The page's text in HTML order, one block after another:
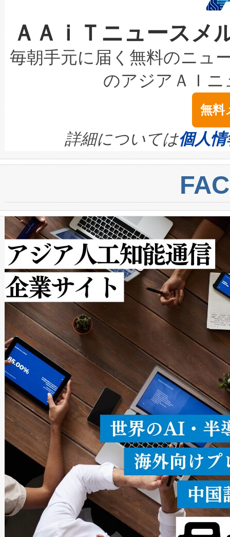
取得できる可能性もあります
設には、3億～4億ドルかか
最高経営責任者（CEO）であ
す。「当社のfully-connected
ームを利用すれば、6,000万
きます。この効率性は、フェ
限を超えて利用可能な電力容
持できるよう貢献します。こ
ービスレベル契約（SLA）違
テリー性能の劣化によるダウ
念は、現在データセンターが
ます。 Voltaiq provides a
quality and reliability for AI
BESS stack to ensure battery
centers. Voltaiqは、ai&のAI
からシステム統合、試運転、
クルの各段階のデータを監視
[…]
なレーザースポットにより、
な環境下でも豊かなディテー
キロメートル範囲を検出
LiDAR for Inspections,
は1535 nmレーザーを搭載。
イズの小径化を実現すること
す。ノーマルモードでは、
ートル先まで検出でき、これ
トに対して約600メートルに
では、反射率10％のターゲッ
で向上し、最大検知距離は
ットだけで最大1キロメート
ルの変電所周囲を監視でき、
作業と点群処理を簡素化でき
Avia 2は、2種類のFOVオプシ
× 80°のノーマルモード、長
ードを切り替えて使用するこ
ることなく、単一のデバイス
うにします。遠距離まで届く
密度なスキャ […]
ＡＡｉＴニュース
毎朝手元に届く無料のニュ
のアジアＡＩ
無料
詳細については個人